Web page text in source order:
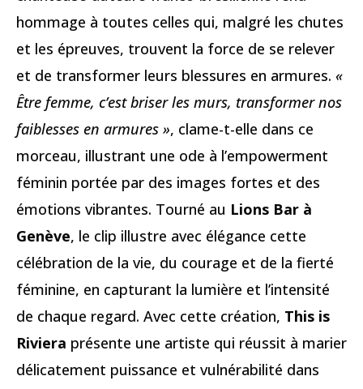
hommage à toutes celles qui, malgré les chutes
et les épreuves, trouvent la force de se relever
et de transformer leurs blessures en armures. «
Être femme, c’est briser les murs, transformer nos
faiblesses en armures », clame-t-elle dans ce
morceau, illustrant une ode à l’empowerment
féminin portée par des images fortes et des
émotions vibrantes. Tourné au Lions Bar à
Genève, le clip illustre avec élégance cette
célébration de la vie, du courage et de la fierté
féminine, en capturant la lumière et l’intensité
de chaque regard. Avec cette création, This is
Riviera présente une artiste qui réussit à marier
délicatement puissance et vulnérabilité dans